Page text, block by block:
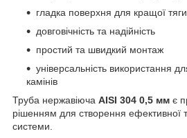
гладка поверхня для кращої тяги
довговічність та надійність
простий та швидкий монтаж
універсальність використання
камінів
Труба нержавіюча AISI 304 0,5 мм є
рішенням для створення ефективної
системи.